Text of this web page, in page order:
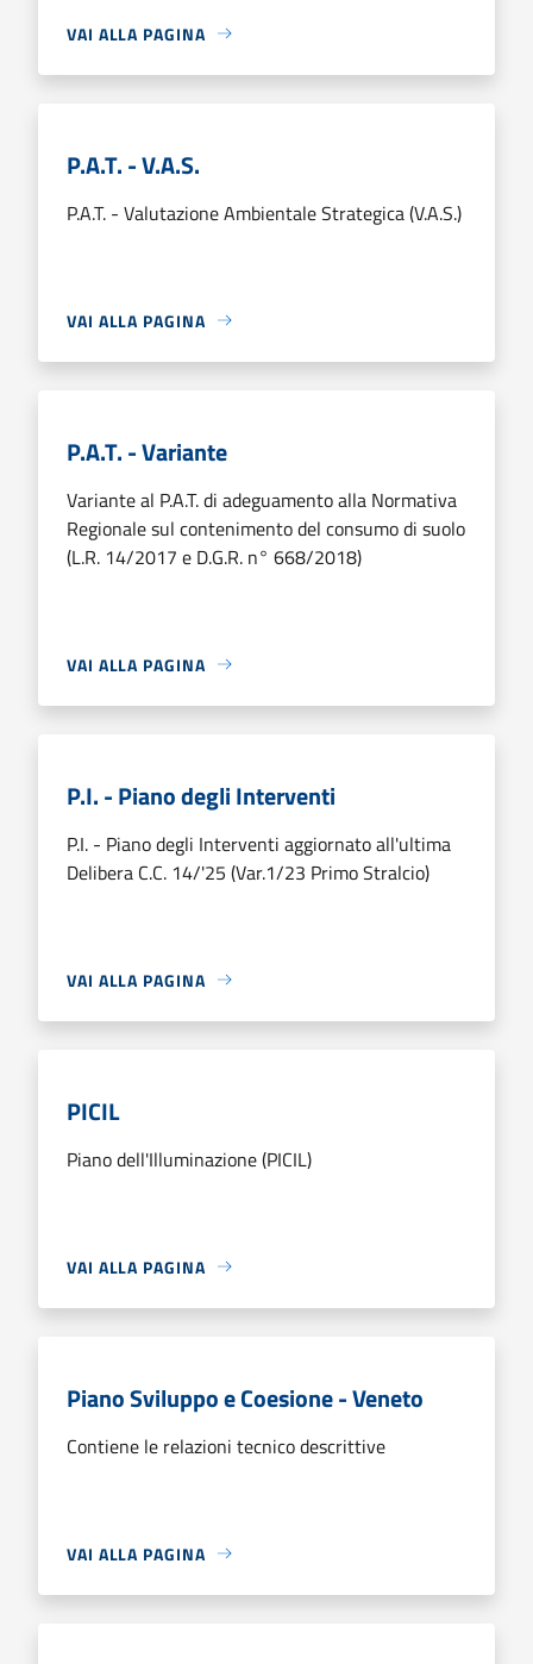
VAI ALLA PAGINA
P.A.T. - V.A.S.
P.A.T. - Valutazione Ambientale Strategica (V.A.S.)
VAI ALLA PAGINA
P.A.T. - Variante
Variante al P.A.T. di adeguamento alla Normativa
Regionale sul contenimento del consumo di suolo
(L.R. 14/2017 e D.G.R. n° 668/2018)
VAI ALLA PAGINA
P.I. - Piano degli Interventi
P.I. - Piano degli Interventi aggiornato all'ultima
Delibera C.C. 14/'25 (Var.1/23 Primo Stralcio)
VAI ALLA PAGINA
PICIL
Piano dell'Illuminazione (PICIL)
VAI ALLA PAGINA
Piano Sviluppo e Coesione - Veneto
Contiene le relazioni tecnico descrittive
VAI ALLA PAGINA